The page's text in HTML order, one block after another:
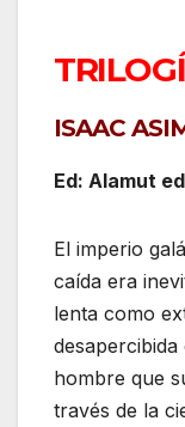
ISAAC
Ed: Alamut
El imperio
caída era
lenta como
hombre que
través de la